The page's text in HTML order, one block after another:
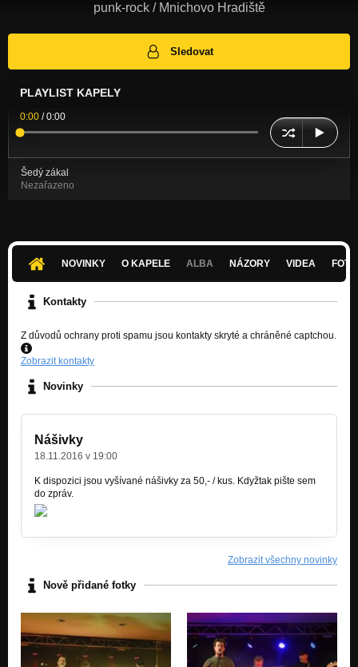
punk-rock / Mnichovo Hradiště
Sledovat
PLAYLIST KAPELY
0:00 /0:00
Šedý zákal
Nezařazeno
NOVINKY O KAPELE ALBA NÁZORY VIDEA
Kontakty
Z důvodů ochrany proti spamu jsou kontakty skryté a chráněné captchou.
Zobrazit kontakty
Novinky
Nášivky
18.11.2016 v 19:00
K dispozici jsou vyšívané nášivky za 50,- / kus. Kdyžtak pište sem
do zpráv.
Zobrazit všechny novinky
Nově přidané fotky